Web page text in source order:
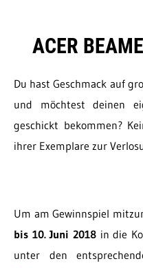
ACER
Du hast Geschmack auf
und möchtest deinen
geschickt bekommen?
ihrer Exemplare zur
Um am Gewinnspiel
bis 10. Juni 2018 in die
unter den